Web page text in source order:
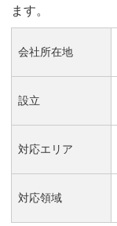
ます。
会社所在地
設立
対応エリア
対応領域